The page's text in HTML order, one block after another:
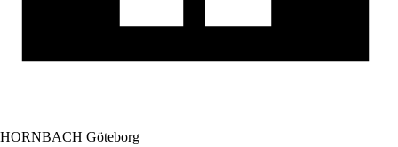
HORNBACH Göteborg